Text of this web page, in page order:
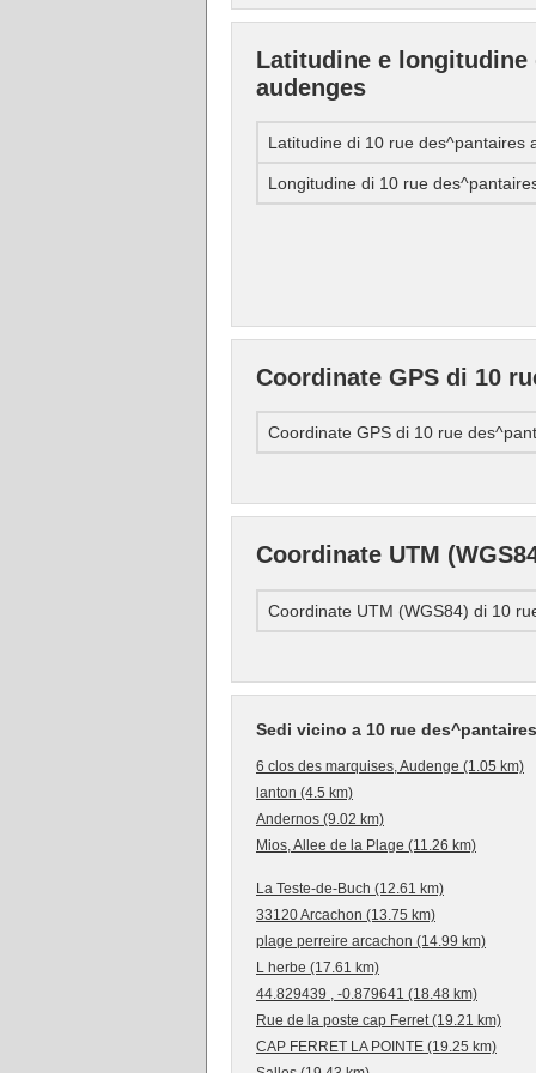
Latitudine e
audenges
Latitudine di 10 rue des^pantaires
Longitudine di 10 rue
Coordinate GPS di 10
Coordinate GPS di 10 rue
Coordinate UTM
Coordinate UTM (WGS84) di 10
Sedi vicino a 10 rue
6 clos des marquises, Audenge (1.05 km)
lanton (4.5 km)
Andernos (9.02 km)
Mios, Allee de la Plage (11.26 km)
La Teste-de-Buch (12.61 km)
33120 Arcachon (13.75 km)
plage perreire arcachon (14.99 km)
L herbe (17.61 km)
44.829439 , -0.879641 (18.48 km)
Rue de la poste cap Ferret (19.21 km)
CAP FERRET LA POINTE (19.25 km)